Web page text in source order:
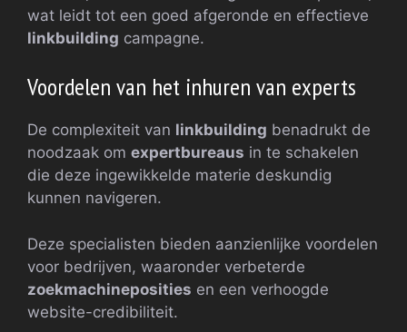
wat leidt tot een goed afgeronde en effectieve
linkbuilding campagne.
Voordelen van het inhuren van experts
De complexiteit van linkbuilding benadrukt de
noodzaak om expertbureaus in te schakelen
die deze ingewikkelde materie deskundig
kunnen navigeren.
Deze specialisten bieden aanzienlijke voordelen
voor bedrijven, waaronder verbeterde
zoekmachineposities en een verhoogde
website-credibiliteit.